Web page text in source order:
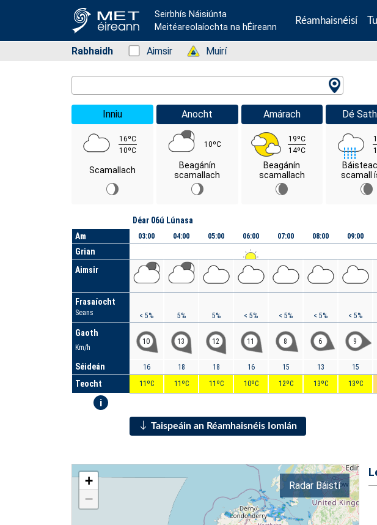
Seirbhís Náisiúnta
Meitéareolaíochta na hÉireann
Réamhaisnéisí
Rabhaidh Status: Green
Aimsir Status: Green
Muirí
Inniu
16ºC
10ºC
Scamallach
Anocht
10ºC
Beagánín
scamallach
Amárach
19ºC
14ºC
Beagánín
scamallach
Dé
scamall
Am
Grian
Aimsir
Frasaíocht
Seans
Gaoth
Km/h
Séideán
Teocht
i
Déar 06ú Lúnasa
03:00
< 5%
10
16
11ºC
04:00
5%
13
18
11ºC
05:00
5%
12
18
11ºC
06:00
< 5%
11
16
10ºC
07:00
< 5%
8
15
12ºC
08:00
< 5%
6
13
13ºC
09:00
< 5%
9
15
13ºC
Taispeáin an Réamhaisnéis Iomlán
+
−
Radar Báistí